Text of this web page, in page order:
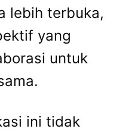
lebih terbuka,
yang
untuk
ini tidak